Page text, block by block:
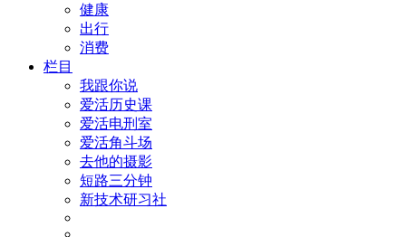
健康
出行
消费
栏目
我跟你说
爱活历史课
爱活电刑室
爱活角斗场
去他的摄影
短路三分钟
新技术研习社